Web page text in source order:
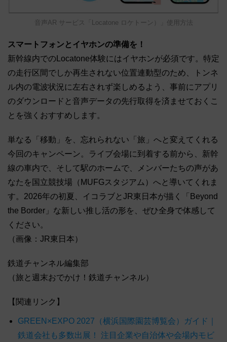
音声AR サービス「Locatone ロケトーン）」使用方法
スマートフォンとイヤホンの準備を！
新幹線内でのLocatone体験にはイヤホンが必須です。特定
の走行区間でしか再生されない位置連動型のため、トンネ
ル内の電波状況に左右されず楽しめるよう、事前にアプリ
のダウンロードと音声データの先行取得を済ませておくこ
とを強くおすすめします。
単なる「移動」を、忘れられない「旅」へと変えてくれる
今回のキャンペーン。ライブ会場に到着する前から、新幹
線の車内で、そして駅のホームで、メンバーたちの声があ
なたを国立競技場（MUFGスタジアム）へと導いてくれま
す。2026年の初夏、イコラブとJR東日本が描く「Beyond
the Border」な新しい推し活の形を、ぜひ全身で体感して
ください。
（画像：JR東日本）
鉄道チャンネル編集部
（旅と週末おでかけ！鉄道チャンネル）
【関連リンク】
GREEN×EXPO 2027（横浜国際園芸博覧会）ガイド｜
鉄道会社も多数出展！ 注目企業や自治体や会場内モビ